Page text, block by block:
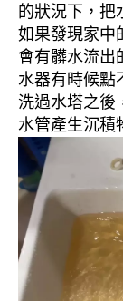
的狀況下，把
如果發現家中
會有髒水流出
水器有時候點
洗過水塔之後
水管產生沉積